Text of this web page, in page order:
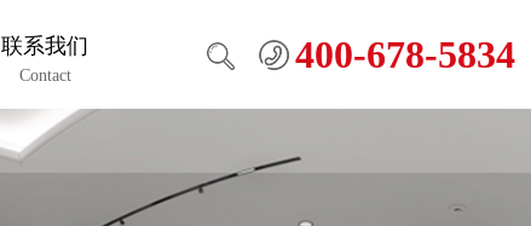
联系我们
Contact 400-678-5834